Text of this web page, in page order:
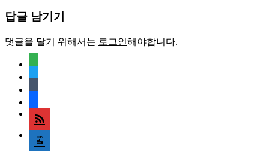
답글 남기기
댓글을 달기 위해서는 로그인해야합니다.
rss
media-
document